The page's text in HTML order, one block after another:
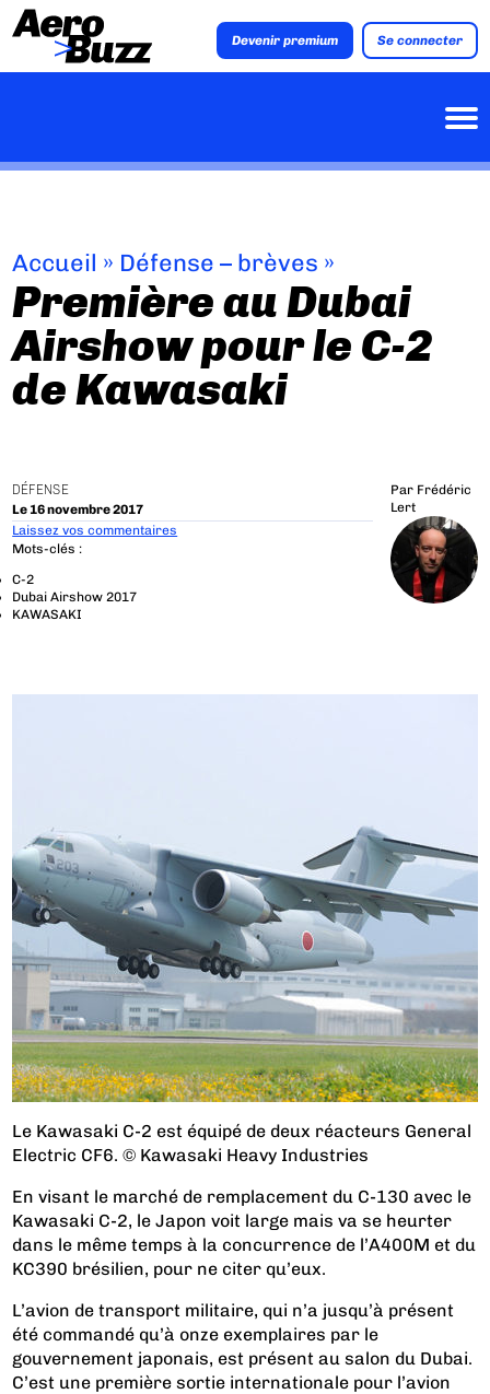
Devenir premium Se connecter
Accueil » Défense – brèves »
Première au Dubai
Airshow pour le C-2
de Kawasaki
DÉFENSE
Le 16 novembre 2017
Par Frédéric
Lert
Laissez vos commentaires
Mots-clés :
C-2
Dubai Airshow 2017
KAWASAKI
Le Kawasaki C-2 est équipé de deux réacteurs General
Electric CF6. © Kawasaki Heavy Industries
En visant le marché de remplacement du C-130 avec le
Kawasaki C-2, le Japon voit large mais va se heurter
dans le même temps à la concurrence de l’A400M et du
KC390 brésilien, pour ne citer qu’eux.
L’avion de transport militaire, qui n’a jusqu’à présent
été commandé qu’à onze exemplaires par le
gouvernement japonais, est présent au salon du Dubai.
C’est une première sortie internationale pour l’avion